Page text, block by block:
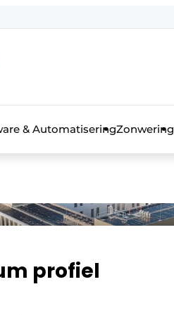
glas & daken
& AutomatiseringZonwering
profiel